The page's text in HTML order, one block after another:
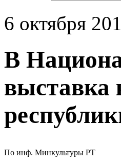
6 октября
В
выставка
По инф. Минкультуры РТ